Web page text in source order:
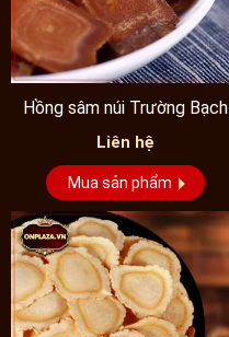
Hồng sâm núi Trường Bạch
cao cấp thái lát không...
Liên hệ
Mua sản phẩm